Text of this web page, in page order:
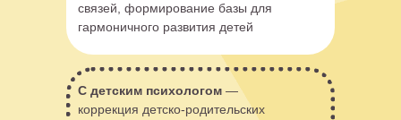
связей, формирование базы для
гармоничного развития детей
С детским психологом —
коррекция детско-родительских